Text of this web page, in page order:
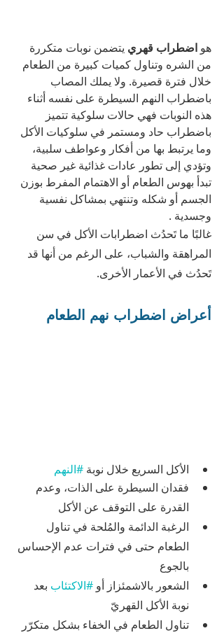
هو اضطراب قهري يتضمن نوبات متكررة
من الشره وتناول كميات كبيرة من الطعام
خلال فترة قصيرة. ولا يملك المصاب
باضطراب النهم السيطرة على نفسه أثناء
هذه النوبات فهي حالات سلوكية تتميز
باضطراب حاد ومستمر في سلوكيات الأكل
وما يرتبط بها من أفكار وعواطف سلبية،
وتؤدي إلى تطور عادات غذائية غير صحية
تبدأ بهوس الطعام أو الاهتمام المفرط بوزن
الجسم أو شكله وتنتهي بمشاكل نفسية
وجسدية .
غالبًا ما تَحدُث اضطرابات الأكل في سن
المراهقة والشباب، على الرغم من أنها قد
تَحدُث في الأعمار الأخرى.
أعراض اضطراب نهم الطعام
الأكل السريع خلال نوبة #النهم
فقدان السيطرة على الذات، وعدم
القدرة على التوقف عن الأكل
الرغبة الدائمة والمُلحة في تناول
الطعام حتى في فترات عدم الإحساس
بالجوع
الشعور بالاشمئزاز أو #الاكتئاب بعد
نوبة الأكل القهريّ
تناول الطعام في الخفاء بشكل متكرّر